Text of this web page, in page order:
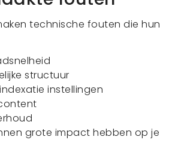
technische fouten die hun
structuur
instellingen
grote impact hebben op je